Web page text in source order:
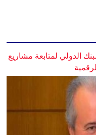
الدولي لمتابعة مشاريع